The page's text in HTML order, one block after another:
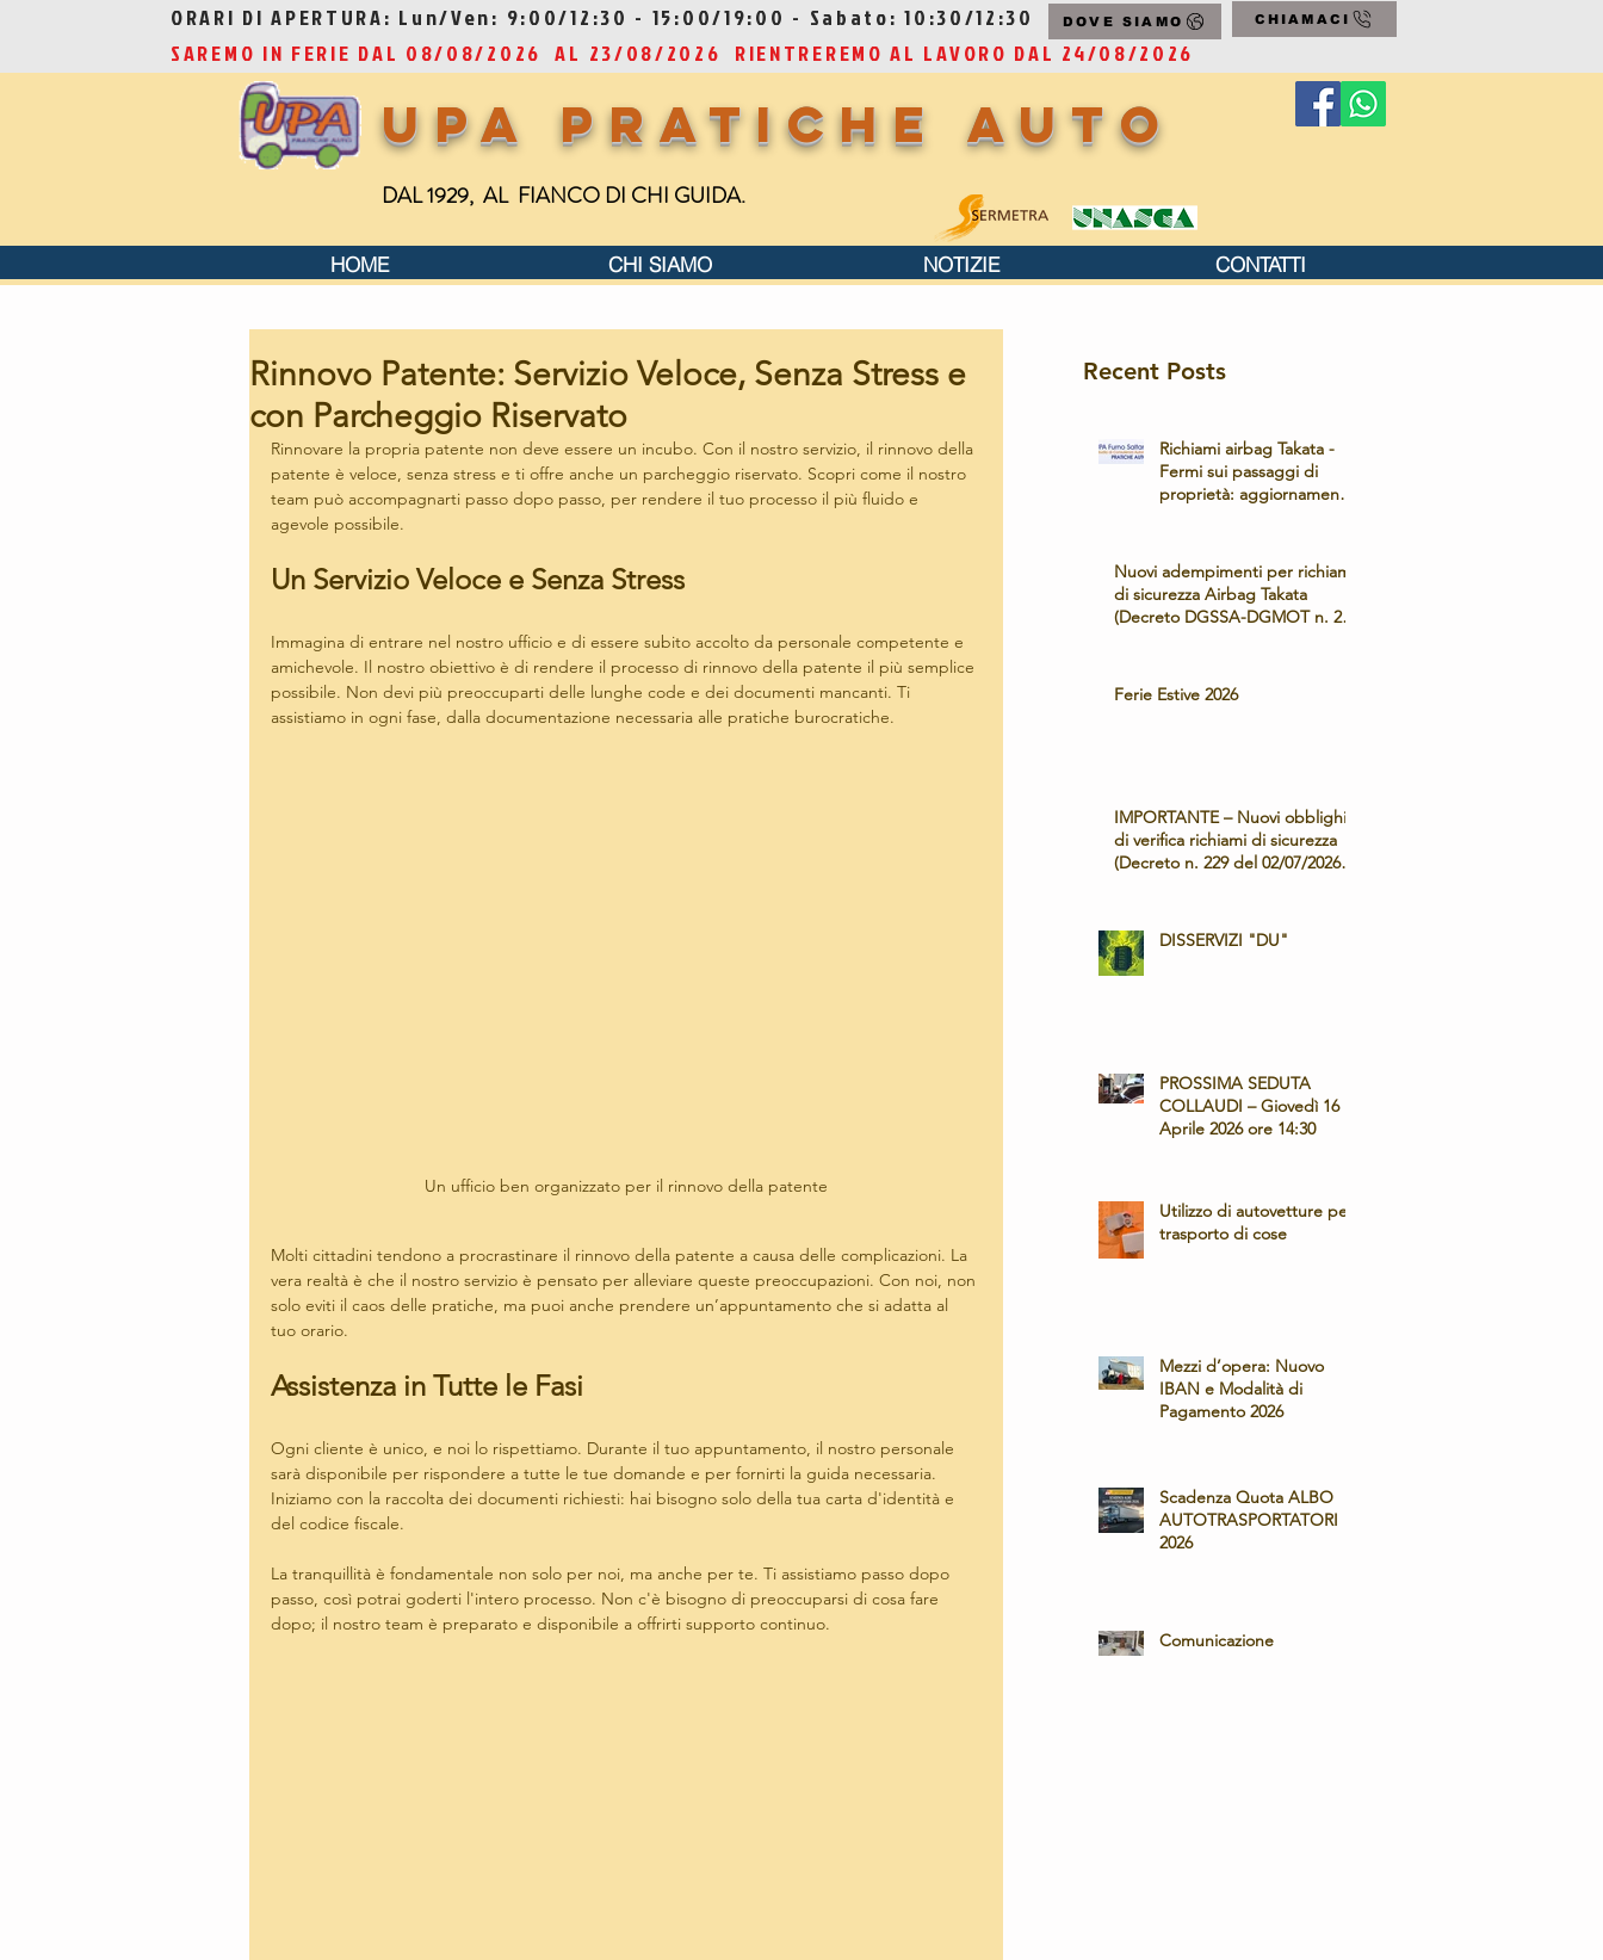
ORARI DI APERTURA: Lun/Ven: 9:00/12:30 - 15:00/19:00 - Sabato: 10:30/12:30
SAREMO IN FERIE DAL 08/08/2026 AL 23/08/2026 RIENTREREMO AL LAVORO DAL 24/08/2026
CHIAMACI
DOVE SIAMO
UPA Pratiche Auto
DAL 1929, AL FIANCO DI CHI GUIDA.
HOME CHI SIAMO NOTIZIE CONTATTI
Rinnovo Patente: Servizio Veloce, Senza Stress e
con Parcheggio Riservato
Rinnovare la propria patente non deve essere un incubo. Con il nostro servizio, il rinnovo della
patente è veloce, senza stress e ti offre anche un parcheggio riservato. Scopri come il nostro
team può accompagnarti passo dopo passo, per rendere il tuo processo il più fluido e
agevole possibile.
Un Servizio Veloce e Senza Stress
Immagina di entrare nel nostro ufficio e di essere subito accolto da personale competente e
amichevole. Il nostro obiettivo è di rendere il processo di rinnovo della patente il più semplice
possibile. Non devi più preoccuparti delle lunghe code e dei documenti mancanti. Ti
assistiamo in ogni fase, dalla documentazione necessaria alle pratiche burocratiche.
Un ufficio ben organizzato per il rinnovo della patente
Molti cittadini tendono a procrastinare il rinnovo della patente a causa delle complicazioni. La
vera realtà è che il nostro servizio è pensato per alleviare queste preoccupazioni. Con noi, non
solo eviti il caos delle pratiche, ma puoi anche prendere un’appuntamento che si adatta al
tuo orario.
Assistenza in Tutte le Fasi
Ogni cliente è unico, e noi lo rispettiamo. Durante il tuo appuntamento, il nostro personale
sarà disponibile per rispondere a tutte le tue domande e per fornirti la guida necessaria.
Iniziamo con la raccolta dei documenti richiesti: hai bisogno solo della tua carta d'identità e
del codice fiscale.
La tranquillità è fondamentale non solo per noi, ma anche per te. Ti assistiamo passo dopo
passo, così potrai goderti l'intero processo. Non c'è bisogno di preoccuparsi di cosa fare
dopo; il nostro team è preparato e disponibile a offrirti supporto continuo.
Recent Posts
Richiami airbag Takata -
Fermi sui passaggi di
proprietà: aggiornamento
Nuovi adempimenti per richiami
di sicurezza Airbag Takata
(Decreto DGSSA-DGMOT n. 229
Ferie Estive 2026
IMPORTANTE – Nuovi obblighi
di verifica richiami di sicurezza
(Decreto n. 229 del 02/07/2026) e
DISSERVIZI "DU"
PROSSIMA SEDUTA
COLLAUDI – Giovedì 16
Aprile 2026 ore 14:30
Utilizzo di autovetture per
trasporto di cose
Mezzi d’opera: Nuovo
IBAN e Modalità di
Pagamento 2026
Scadenza Quota ALBO
AUTOTRASPORTATORI
2026
Comunicazione